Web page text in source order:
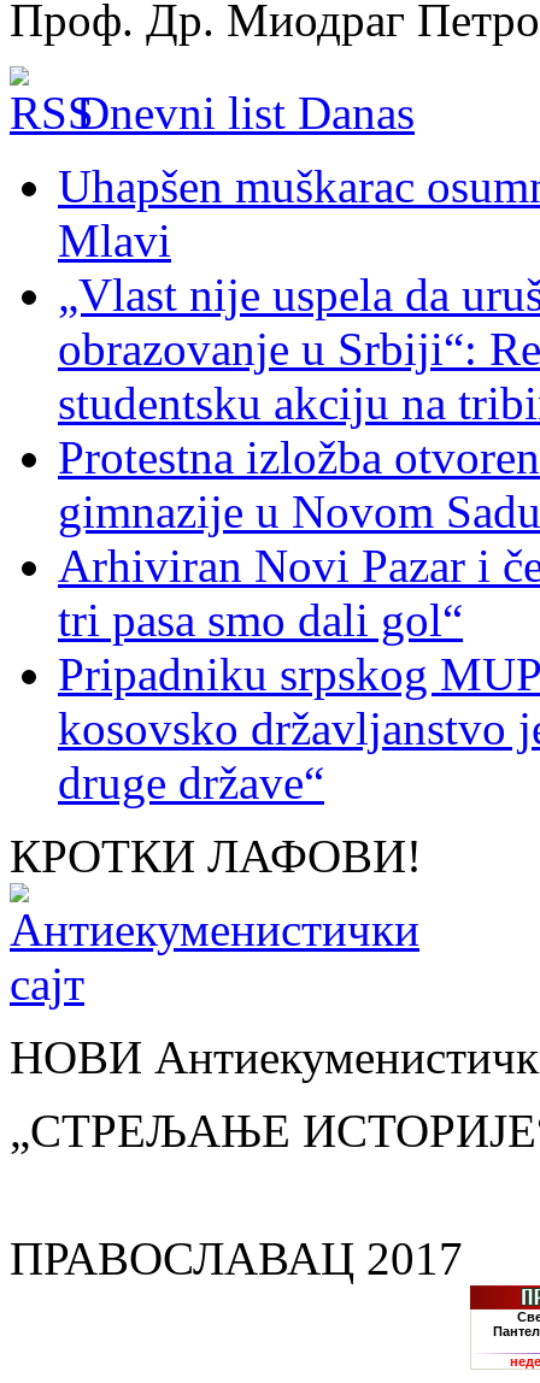
Проф. Др. Миодраг
Dnevni list Danas
Uhapšen muškarac
Mlavi
„Vlast nije uspela da
obrazovanje u Srbiji“:
studentsku akciju na
Protestna izložba
gimnazije u Novom Sadu
Arhiviran Novi Pazar i
tri pasa smo dali gol“
Pripadniku srpskog
kosovsko državljanstvo
druge države“
КРОТКИ ЛАФОВИ!
НОВИ
„СТРЕЉАЊЕ
ПРАВОСЛАВАЦ 2017